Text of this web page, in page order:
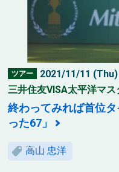
ツアー
2021/11/11 (Thu)
三井住友VISA太平洋マス
終わってみれば首位
った67」
高山 忠洋